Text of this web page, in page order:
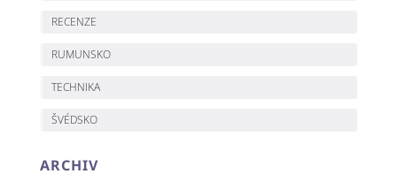
RECENZE
RUMUNSKO
TECHNIKA
ŠVÉDSKO
ARCHIV